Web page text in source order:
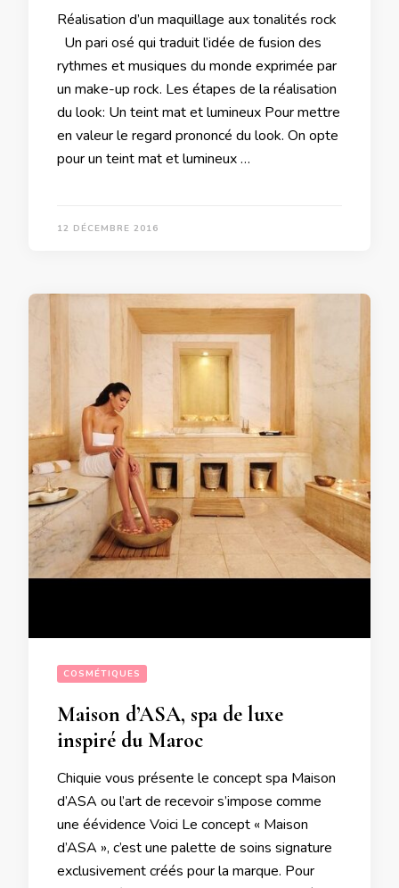
Réalisation d’un maquillage aux tonalités rock
Un pari osé qui traduit l’idée de fusion des
rythmes et musiques du monde exprimée par
un make-up rock. Les étapes de la réalisation
du look: Un teint mat et lumineux Pour mettre
en valeur le regard prononcé du look. On opte
pour un teint mat et lumineux …
12 DÉCEMBRE 2016
COSMÉTIQUES
Maison d’ASA, spa de luxe
inspiré du Maroc
Chiquie vous présente le concept spa Maison
d’ASA ou l’art de recevoir s’impose comme
une éévidence Voici Le concept « Maison
d’ASA », c’est une palette de soins signature
exclusivement créés pour la marque. Pour